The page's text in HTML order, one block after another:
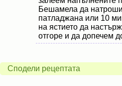
Бешамела да
патладжана или 10
на ястието да
отгоре и да допечем
Сподели рецептата